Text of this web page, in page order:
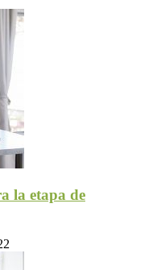
la etapa de